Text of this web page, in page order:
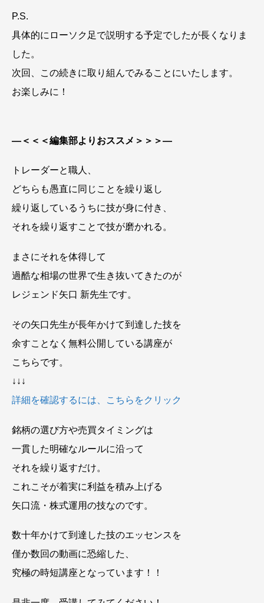
P.S.
具体的にローソク足で説明する予定でしたが長くなりま
した。
次回、この続きに取り組んでみることにいたします。
お楽しみに！
—＜＜＜編集部よりおススメ＞＞＞—
トレーダーと職人、
どちらも愚直に同じことを繰り返し
繰り返しているうちに技が身に付き、
それを繰り返すことで技が磨かれる。
まさにそれを体得して
過酷な相場の世界で生き抜いてきたのが
レジェンド矢口 新先生です。
その矢口先生が長年かけて到達した技を
余すことなく無料公開している講座が
こちらです。
↓↓↓
詳細を確認するには、こちらをクリック
銘柄の選び方や売買タイミングは
一貫した明確なルールに沿って
それを繰り返すだけ。
これこそが着実に利益を積み上げる
矢口流・株式運用の技なのです。
数十年かけて到達した技のエッセンスを
僅か数回の動画に恐縮した、
究極の時短講座となっています！！